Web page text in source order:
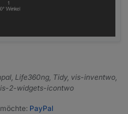
Life360ng, Tidy, vis-inventwo,
2-widgets-icontwo
PayPal